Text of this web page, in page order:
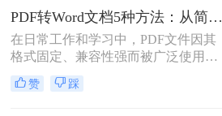
换为word格式呢？本文将介绍三种简
单实用的方法，帮助您轻松将PDF文
件转换为Word格式。
PDF转Word文档5种方法：从简单复制到专业软件的适用范围！
在日常工作和学习中，PDF文件因其
格式固定、兼容性强而被广泛使用。
然而，PDF的静态特性也带来了编辑
困难的问题。为了便于修改和协作，
赞 踩